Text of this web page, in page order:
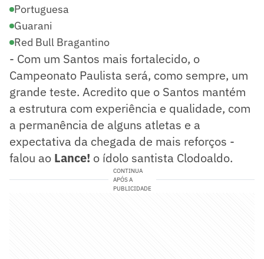
Portuguesa
Guarani
Red Bull Bragantino
- Com um Santos mais fortalecido, o
Campeonato Paulista será, como sempre, um
grande teste. Acredito que o Santos mantém
a estrutura com experiência e qualidade, com
a permanência de alguns atletas e a
expectativa da chegada de mais reforços -
falou ao Lance! o ídolo santista Clodoaldo.
CONTINUA
APÓS A
PUBLICIDADE